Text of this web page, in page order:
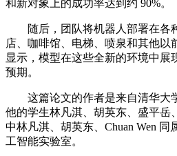
和新对象上的成功率达到约 90%。
随后，团队将机器人部署在各
店、咖啡馆、电梯、喷泉和其他以
显示，模型在这些全新的环境中展
预期。
这篇论文的作者是来自清华大
他的学生林凡淇、胡英东、盛平岳
中林凡淇、胡英东、Chuan Wen 同
工智能实验室。